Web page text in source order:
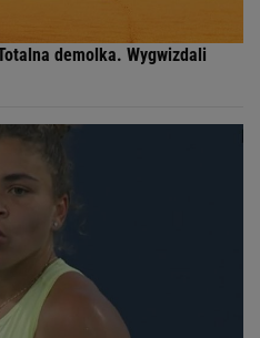
demolka. Wygwizdali